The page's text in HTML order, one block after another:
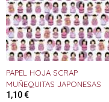
PAPEL HOJA SCRAP
MUÑEQUITAS JAPONESAS
1,10€